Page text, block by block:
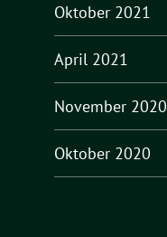
Oktober 2021
April 2021
November 2020
Oktober 2020